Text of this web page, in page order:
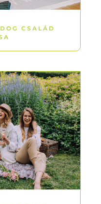
CSALÁD